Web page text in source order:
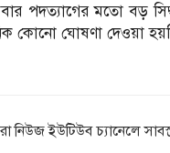
পদত্যাগের মতো বড়
কোনো ঘোষণা দেওয়া
নিউজ ইউটিউব চ্যানেলে